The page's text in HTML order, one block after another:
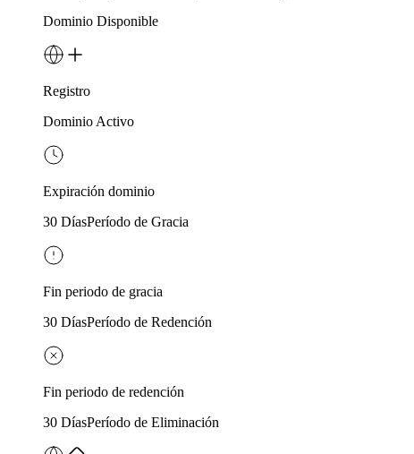
Dominio Disponible
Registro
Dominio Activo
Expiración dominio
30 DíasPeríodo de Gracia
Fin periodo de gracia
30 DíasPeríodo de Redención
Fin periodo de redención
30 DíasPeríodo de Eliminación